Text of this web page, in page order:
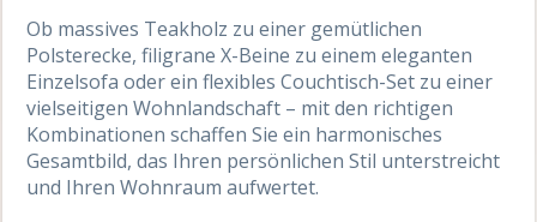
Ob massives Teakholz zu einer gemütlichen
Polsterecke, filigrane X-Beine zu einem eleganten
Einzelsofa oder ein flexibles Couchtisch-Set zu einer
vielseitigen Wohnlandschaft – mit den richtigen
Kombinationen schaffen Sie ein harmonisches
Gesamtbild, das Ihren persönlichen Stil unterstreicht
und Ihren Wohnraum aufwertet.